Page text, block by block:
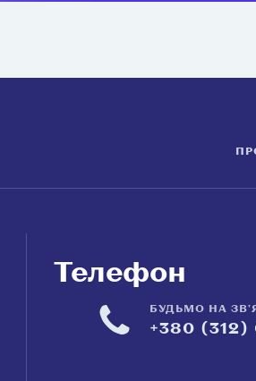
Телефон
БУДЬМО НА
+380 (312)